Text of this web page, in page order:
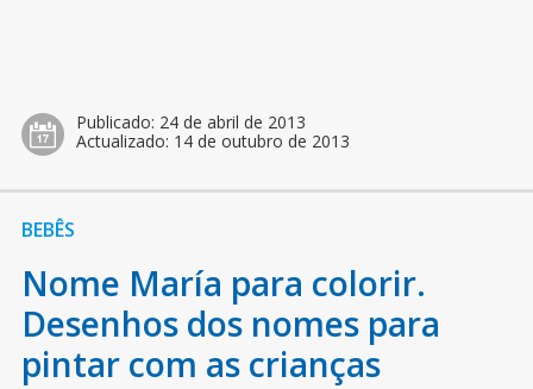
Publicado: 24 de abril de 2013
Actualizado: 14 de outubro de 2013
BEBÊS
Nome María para colorir.
Desenhos dos nomes para
pintar com as crianças